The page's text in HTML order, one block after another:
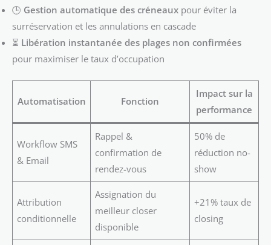
🕒 Gestion automatique des créneaux pour éviter la
surréservation et les annulations en cascade
⏳ Libération instantanée des plages non confirmées
pour maximiser le taux d’occupation
Automatisation Fonction
Impact sur la
performance
Workflow SMS
& Email
Rappel &
confirmation de
rendez-vous
50% de
réduction no-
show
Attribution
conditionnelle
Assignation du
meilleur closer
disponible
+21% taux de
closing